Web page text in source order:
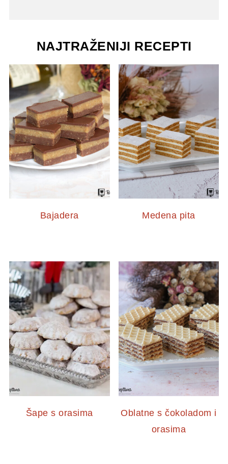
NAJTRAŽENIJI RECEPTI
Bajadera Medena pita
Šape s orasima
Oblatne s čokoladom i
orasima